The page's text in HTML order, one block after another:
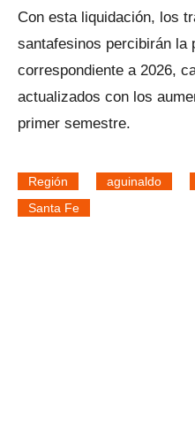
Con esta liquidación, los
santafesinos percibirán la
correspondiente a 2026,
actualizados con los
primer semestre.
Región aguinaldo
Santa Fe